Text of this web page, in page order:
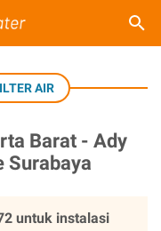
AIR
Barat - Ady
Surabaya
untuk instalasi